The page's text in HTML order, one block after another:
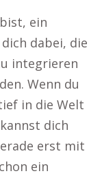
ein
dabei, die
integrieren
Wenn du
in die Welt
dich
erst mit
ein